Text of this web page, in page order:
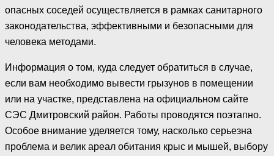
опасных соседей осуществляется в рамках санитарного
законодательства, эффективными и безопасными для
человека методами.
Информация о том, куда следует обратиться в случае,
если вам необходимо вывести грызунов в помещении
или на участке, представлена на официальном сайте
СЭС Дмитровский район. Работы проводятся поэтапно.
Особое внимание уделяется тому, насколько серьезна
проблема и велик ареал обитания крыс и мышей, выбору